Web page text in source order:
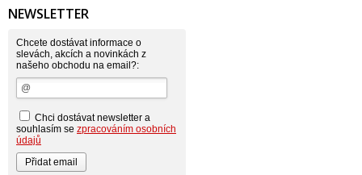
Astonish
Atlantic
AutoMax Group
Axcentive
BaL
Bateria
Beauty Lille
Beiersdorf - Nivea
Bella
Benkor
BERGEN S. R. L.
NEWSLETTER
Chcete dostávat informace o
slevách, akcích a novinkách z
našeho obchodu na email?:
Chci dostávat newsletter a
souhlasím se zpracováním osobních
údajů